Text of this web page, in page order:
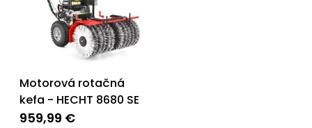
Motorová rotačná
kefa - HECHT 8680 SE
959,99 €